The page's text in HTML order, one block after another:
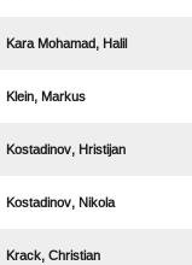
  
 
 
 
 